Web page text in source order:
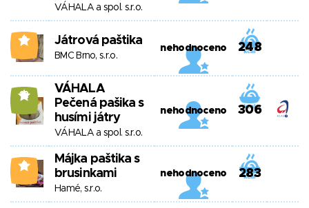
VÁHALA a spol. s.r.o.
3 Játrová paštika
BMC Brno, s.r.o.
nehodnoceno 248
12
VÁHALA
Pečená pašika s
husími játry
VÁHALA a spol. s.r.o.
nehodnoceno 306
2
Májka paštika s
brusinkami
Hamé, s.r.o.
nehodnoceno 283